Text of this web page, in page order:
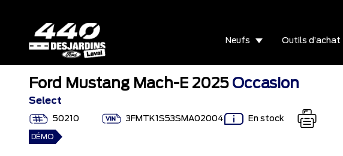
Neufs Outils d’achat
Ford Mustang Mach-E 2025 Occasion
Select
50210 3FMTK1S53SMA02004 En stock
DÉMO